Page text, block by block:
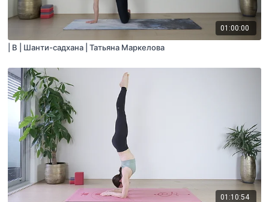
01:00:00
| B | Шанти-садхана | Татьяна Маркелова
01:10:54